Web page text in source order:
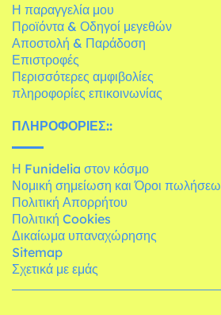
Η παραγγελία μου
Προϊόντα & Οδηγοί μεγεθών
Αποστολή & Παράδοση
Επιστροφές
Περισσότερες αμφιβολίες
πληροφορίες επικοινωνίας
ΠΛΗΡΟΦΟΡΊΕΣ::
Η Funidelia στον κόσμο
Νομική σημείωση και Όροι
Πολιτική Απορρήτου
Πολιτική Cookies
Δικαίωμα υπαναχώρησης
Sitemap
Σχετικά με εμάς